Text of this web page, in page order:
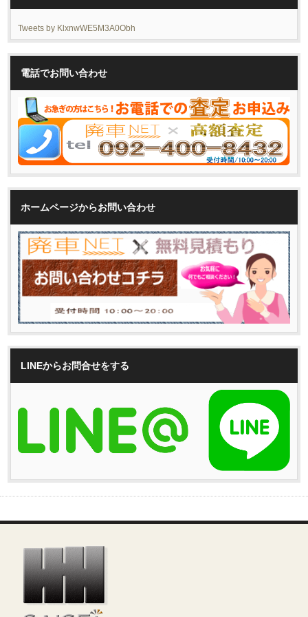
Tweets by KlxnwWE5M3A0Obh
電話でお問い合わせ
ホームページからお問い合わせ
LINEからお問合せをする